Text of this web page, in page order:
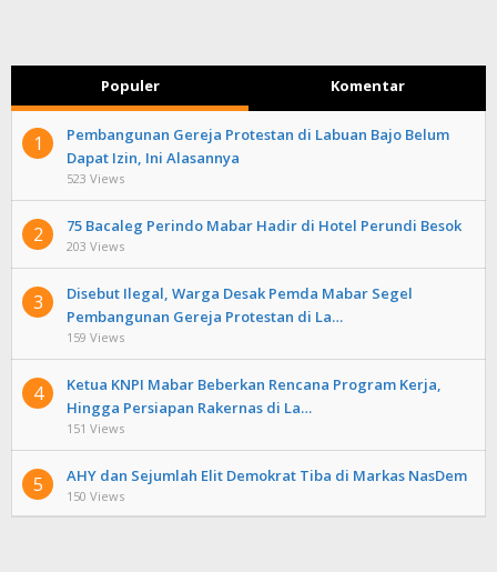
Populer Komentar
1
Pembangunan Gereja Protestan di Labuan Bajo Belum
Dapat Izin, Ini Alasannya
523 Views
2 75 Bacaleg Perindo Mabar Hadir di Hotel Perundi Besok
203 Views
3
Disebut Ilegal, Warga Desak Pemda Mabar Segel
Pembangunan Gereja Protestan di La…
159 Views
4
Ketua KNPI Mabar Beberkan Rencana Program Kerja,
Hingga Persiapan Rakernas di La…
151 Views
5 AHY dan Sejumlah Elit Demokrat Tiba di Markas NasDem
150 Views